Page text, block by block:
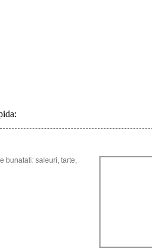
bunatati: saleuri, tarte,